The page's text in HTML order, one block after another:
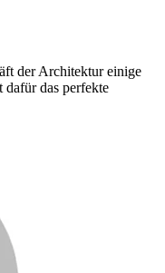
der Architektur einige
das perfekte